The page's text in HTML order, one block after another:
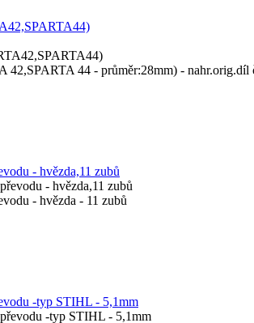
44 - průměr:28mm) - nahr.orig.díl
- hvězda,11 zubů
- hvězda - 11 zubů
-typ STIHL - 5,1mm